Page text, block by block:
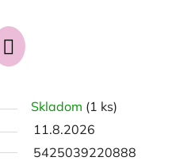
Skladom (1 ks)
11.8.2026
5425039220888